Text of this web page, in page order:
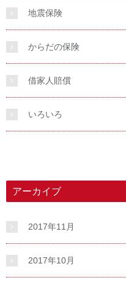
地震保険
からだの保険
借家人賠償
いろいろ
アーカイブ
2017年11月
2017年10月